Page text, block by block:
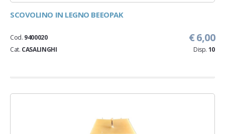
SCOVOLINO IN LEGNO BEEOPAK
€ 6,00
Cod. 9400020
Cat. CASALINGHI Disp. 10